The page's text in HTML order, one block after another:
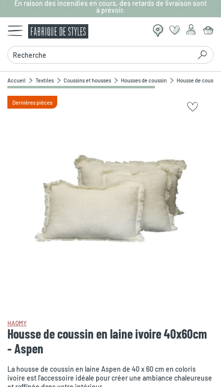
Aller au contenu principal
En raison des incendies en cours, des retards de livraison sont
à prévoir.
Recherche
Accueil Textiles Coussins et housses Housses de coussin Housse de
Dernières pièces
Zoomer sur l'image
HAOMY
Housse de coussin en laine ivoire 40x60cm
- Aspen
La housse de coussin en laine Aspen de 40 x 60 cm en coloris
ivoire est l'accessoire idéale pour créer une ambiance chaleureuse